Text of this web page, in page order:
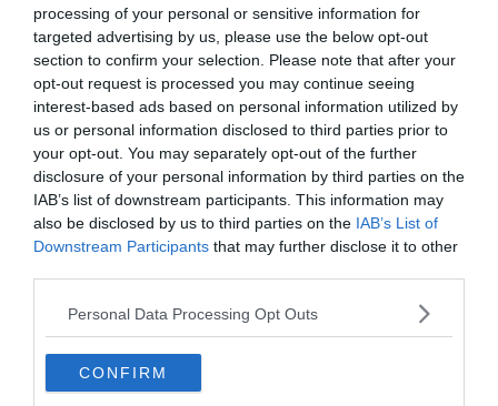
processing of your personal or sensitive information for
targeted advertising by us, please use the below opt-out
section to confirm your selection. Please note that after your
opt-out request is processed you may continue seeing
interest-based ads based on personal information utilized by
us or personal information disclosed to third parties prior to
your opt-out. You may separately opt-out of the further
disclosure of your personal information by third parties on the
IAB’s list of downstream participants. This information may
also be disclosed by us to third parties on the IAB’s List of
Downstream Participants that may further disclose it to other
Personal Data Processing Opt Outs
CONFIRM
passione, monografia dedicata è un bel
regalo"